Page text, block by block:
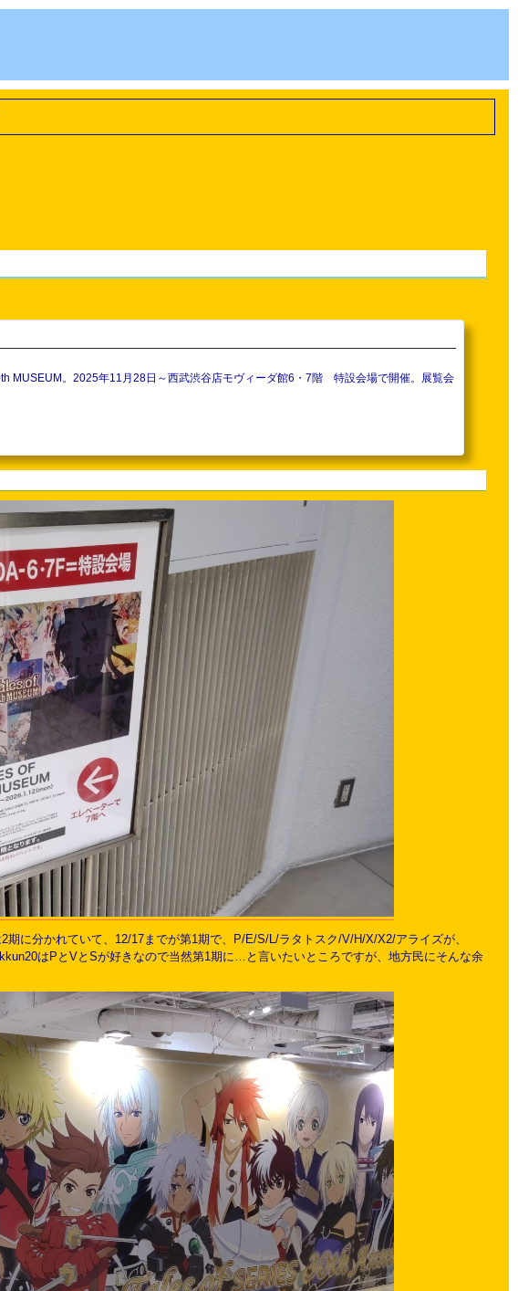
MUSEUM。2025年11月28日～西武渋谷店モヴィーダ館6・7階 特設会場で開催。展覧会
に分かれていて、12/17までが第1期で、P/E/S/L/ラタトスク/V/H/X/X2/アライズが、
はPとVとSが好きなので当然第1期に…と言いたいところですが、地方民にそんな余